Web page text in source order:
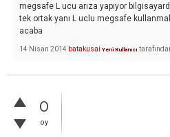
megsafe L ucu arıza yapıyor
tek ortak yanı L uclu megsafe
acaba
14 Nisan 2014 batakusai Yeni Kullanıcı
0
oy